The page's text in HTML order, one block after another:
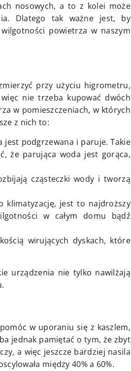
nosowych, a to z kolei może
Dlatego tak ważne jest, by
powietrza w naszym
przy użyciu higrometru,
nie trzeba kupować dwóch
w pomieszczeniach, w których
z nich to:
jest podgrzewana i paruje. Takie
że parująca woda jest gorąca,
cząsteczki wody i tworzą
klimatyzację, jest to najdroższy
w całym domu bądź
wirujących dyskach, które
urządzenia nie tylko nawilżają
w uporaniu się z kaszlem,
jednak pamiętać o tym, że zbyt
a więc jeszcze bardziej nasila
między 40% a 60%.